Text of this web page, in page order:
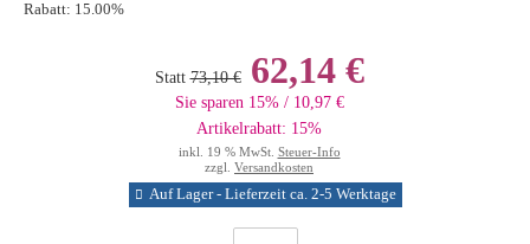
Rabatt: 15.00%
Statt 73,10 €62,14 €
Sie sparen 15% / 10,97 €
Artikelrabatt: 15%
inkl. 19 % MwSt. Steuer-Info
zzgl. Versandkosten
Auf Lager - Lieferzeit ca. 2-5 Werktage